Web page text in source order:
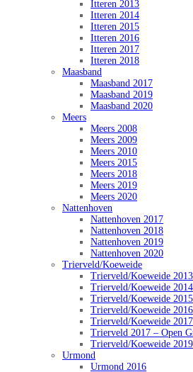
Itteren 2013
Itteren 2014
Itteren 2015
Itteren 2016
Itteren 2017
Itteren 2018
Maasband
Maasband 2017
Maasband 2019
Maasband 2020
Meers
Meers 2008
Meers 2009
Meers 2010
Meers 2015
Meers 2018
Meers 2019
Meers 2020
Nattenhoven
Nattenhoven 2017
Nattenhoven 2018
Nattenhoven 2019
Nattenhoven 2020
Trierveld/Koeweide
Trierveld/Koeweide 2013
Trierveld/Koeweide 2014
Trierveld/Koeweide 2015
Trierveld/Koeweide 2016
Trierveld/Koeweide 2017
Trierveld 2017 – Open
Trierveld/Koeweide 2019
Urmond
Urmond 2016